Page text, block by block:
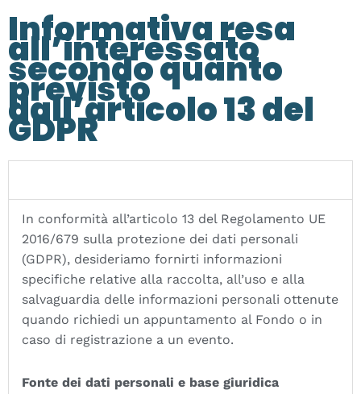
Informativa resa
all’interessato
secondo quanto
previsto
dall’articolo 13 del
GDPR
In conformità all’articolo 13 del Regolamento UE
2016/679 sulla protezione dei dati personali
(GDPR), desideriamo fornirti informazioni
specifiche relative alla raccolta, all’uso e alla
salvaguardia delle informazioni personali ottenute
quando richiedi un appuntamento al Fondo o in
caso di registrazione a un evento.
Fonte dei dati personali e base giuridica